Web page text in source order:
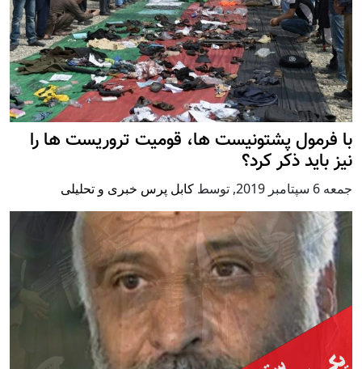
با فرمول پشتونیست ها، قومیت تروریست ها را
نیز باید ذکر کرد؟
جمعه 6 سپتامبر 2019 , توسط کابل پرس خبری و تحلیلی